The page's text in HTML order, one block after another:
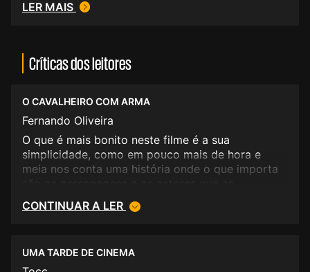
LER MAIS
Críticas dos leitores
O CAVALHEIRO COM ARMA
Fernando Oliveira
O que é mais bonito neste filme é a sua
simplicidade, como em pouco mais de hora e
meia nos conta uma história onde o que importa
sublimam aquela espécie de aridez estilística da
apenas a história de um homem que com setenta
CONTINUAR A LER
UMA TARDE DE CINEMA